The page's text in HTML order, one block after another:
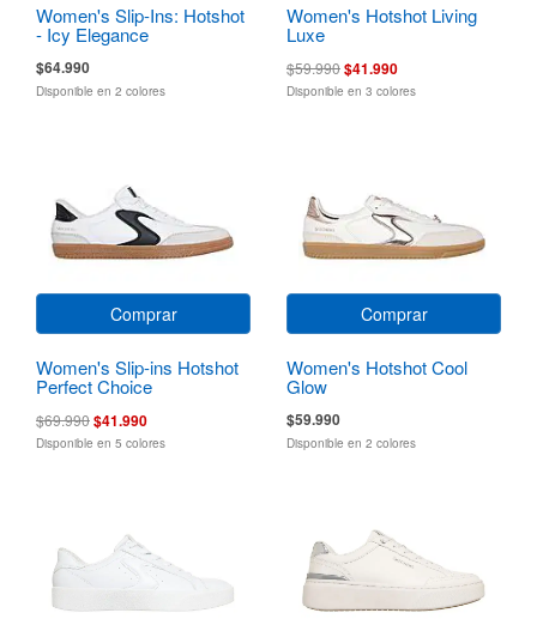
Women's Slip-Ins: Hotshot
- Icy Elegance
$64.990
Disponible en 2 colores
Women's Hotshot Living
Luxe
$59.990$41.990
Disponible en 3 colores
Comprar
Women's Slip-ins Hotshot
Perfect Choice
$69.990$41.990
Disponible en 5 colores
Comprar
Women's Hotshot Cool
Glow
$59.990
Disponible en 2 colores